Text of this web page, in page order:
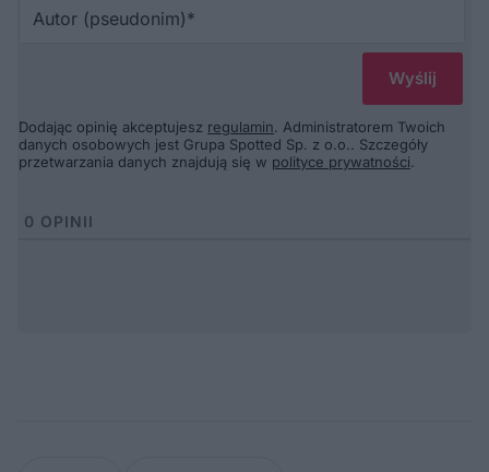
Dodając opinię akceptujesz regulamin. Administratorem Twoich
danych osobowych jest Grupa Spotted Sp. z o.o.. Szczegóły
przetwarzania danych znajdują się w polityce prywatności.
0 OPINII